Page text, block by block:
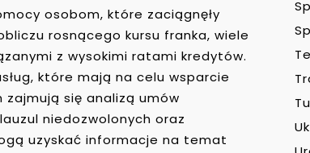
osobom, które zaciągnęły
rosnącego kursu franka, wiele
z wysokimi ratami kredytów.
które mają na celu wsparcie
się analizą umów
niedozwolonych oraz
uzyskać informacje na temat